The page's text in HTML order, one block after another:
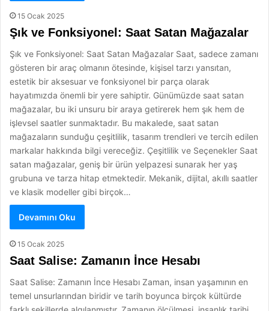
15 Ocak 2025
Şık ve Fonksiyonel: Saat Satan Mağazalar
Şık ve Fonksiyonel: Saat Satan Mağazalar Saat, sadece zamanı
gösteren bir araç olmanın ötesinde, kişisel tarzı yansıtan,
estetik bir aksesuar ve fonksiyonel bir parça olarak
hayatımızda önemli bir yere sahiptir. Günümüzde saat satan
mağazalar, bu iki unsuru bir araya getirerek hem şık hem de
işlevsel saatler sunmaktadır. Bu makalede, saat satan
mağazaların sunduğu çeşitlilik, tasarım trendleri ve tercih edilen
markalar hakkında bilgi vereceğiz. Çeşitlilik ve Seçenekler Saat
satan mağazalar, geniş bir ürün yelpazesi sunarak her yaş
grubuna ve tarza hitap etmektedir. Mekanik, dijital, akıllı saatler
ve klasik modeller gibi birçok…
Devamını Oku
15 Ocak 2025
Saat Salise: Zamanın İnce Hesabı
Saat Salise: Zamanın İnce Hesabı Zaman, insan yaşamının en
temel unsurlarından biridir ve tarih boyunca birçok kültürde